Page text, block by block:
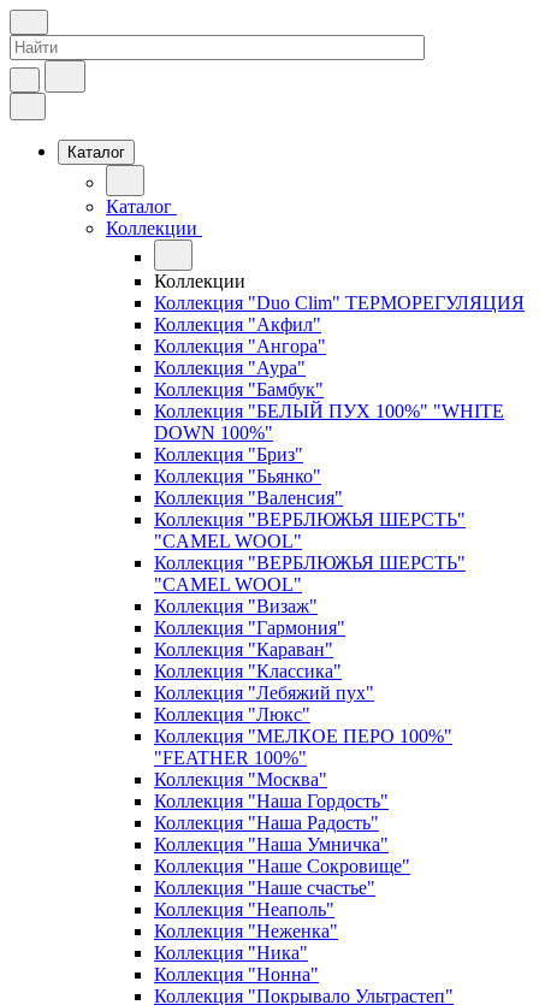
Каталог
Каталог
Коллекции
Коллекции
Коллекция "Duo Clim" ТЕРМОРЕГУЛЯЦИЯ
Коллекция "Акфил"
Коллекция "Ангора"
Коллекция "Аура"
Коллекция "Бамбук"
Коллекция "БЕЛЫЙ ПУХ 100%" "WHITE
DOWN 100%"
Коллекция "Бриз"
Коллекция "Бьянко"
Коллекция "Валенсия"
Коллекция "ВЕРБЛЮЖЬЯ ШЕРСТЬ"
"CAMEL WOOL"
Коллекция "ВЕРБЛЮЖЬЯ ШЕРСТЬ"
"CAMEL WOOL"
Коллекция "Визаж"
Коллекция "Гармония"
Коллекция "Караван"
Коллекция "Классика"
Коллекция "Лебяжий пух"
Коллекция "Люкс"
Коллекция "МЕЛКОЕ ПЕРО 100%"
"FEATHER 100%"
Коллекция "Москва"
Коллекция "Наша Гордость"
Коллекция "Наша Радость"
Коллекция "Наша Умничка"
Коллекция "Наше Сокровище"
Коллекция "Наше счастье"
Коллекция "Неаполь"
Коллекция "Неженка"
Коллекция "Ника"
Коллекция "Нонна"
Коллекция "Покрывало Ультрастеп"